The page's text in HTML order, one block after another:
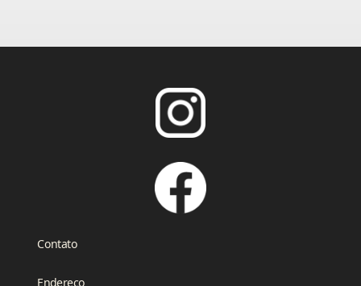
Contato
Endereço